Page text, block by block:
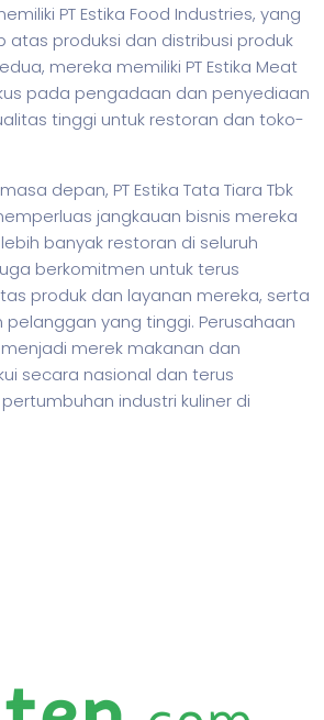
PT Estika Food Industries, yang
atas produksi dan distribusi produk
mereka memiliki PT Estika Meat
pada pengadaan dan penyediaan
tinggi untuk restoran dan toko-
depan, PT Estika Tata Tiara Tbk
jangkauan bisnis mereka
banyak restoran di seluruh
berkomitmen untuk terus
produk dan layanan mereka, serta
yang tinggi. Perusahaan
merek makanan dan
secara nasional dan terus
industri kuliner di